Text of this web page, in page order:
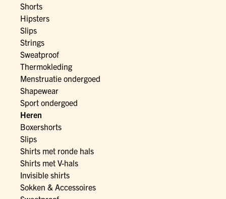
Shorts
Hipsters
Slips
Strings
Sweatproof
Thermokleding
Menstruatie ondergoed
Shapewear
Sport ondergoed
Heren
Boxershorts
Slips
Shirts met ronde hals
Shirts met V-hals
Invisible shirts
Sokken & Accessoires